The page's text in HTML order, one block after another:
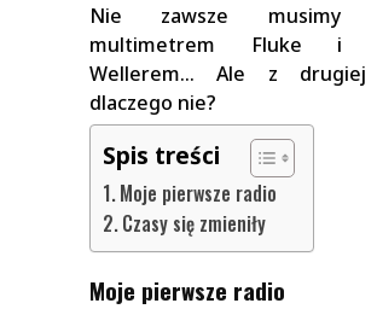
Nie zawsze musimy
multimetrem Fluke i
Wellerem… Ale z drugiej
dlaczego nie?
Spis treści
Moje pierwsze radio
Czasy się zmieniły
Moje pierwsze radio